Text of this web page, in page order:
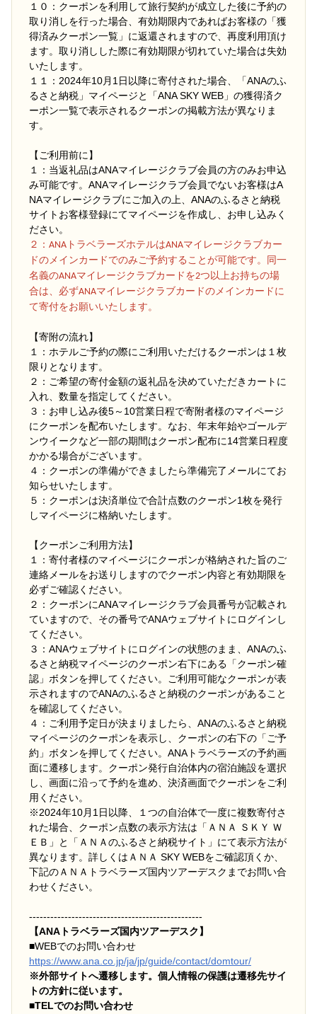
１０：クーポンを利用して旅行契約が成立した後に予約の
取り消しを行った場合、有効期限内であればお客様の「獲
得済みクーポン一覧」に返還されますので、再度利用頂け
ます。取り消しした際に有効期限が切れていた場合は失効
いたします。
１１：2024年10月1日以降に寄付された場合、「ANAのふ
るさと納税」マイページと「ANA SKY WEB」の獲得済ク
ーポン一覧で表示されるクーポンの掲載方法が異なりま
す。
【ご利用前に】
１：当返礼品はANAマイレージクラブ会員の方のみお申込
み可能です。ANAマイレージクラブ会員でないお客様はA
NAマイレージクラブにご加入の上、ANAのふるさと納税
サイトお客様登録にてマイページを作成し、お申し込みく
ださい。
２ ：ANAトラベラーズホテルはANAマイレージクラブカー
ドのメインカードでのみご予約することが可能です。同一
名義のANAマイレージクラブカードを2つ以上お持ちの場
合は、必ずANAマイレージクラブカードのメインカードに
て寄付をお願いいたします。
【寄附の流れ】
１：ホテルご予約の際にご利用いただけるクーポンは１枚
限りとなります。
２：ご希望の寄付金額の返礼品を決めていただきカートに
入れ、数量を指定してください。
３：お申し込み後5～10営業日程で寄附者様のマイページ
にクーポンを配布いたします。なお、年末年始やゴールデ
ンウイークなど一部の期間はクーポン配布に14営業日程度
かかる場合がございます。
４：クーポンの準備ができましたら準備完了メールにてお
知らせいたします。
５：クーポンは決済単位で合計点数のクーポン1枚を発行
しマイページに格納いたします。
【クーポンご利用方法】
１：寄付者様のマイページにクーポンが格納された旨のご
連絡メールをお送りしますのでクーポン内容と有効期限を
必ずご確認ください。
２：クーポンにANAマイレージクラブ会員番号が記載され
ていますので、その番号でANAウェブサイトにログインし
てください。
３：ANAウェブサイトにログインの状態のまま、ANAのふ
るさと納税マイページのクーポン右下にある「クーポン確
認」ボタンを押してください。ご利用可能なクーポンが表
示されますのでANAのふるさと納税のクーポンがあること
を確認してください。
４：ご利用予定日が決まりましたら、ANAのふるさと納税
マイページのクーポンを表示し、クーポンの右下の「ご予
約」ボタンを押してください。ANAトラベラーズの予約画
面に遷移します。クーポン発行自治体内の宿泊施設を選択
し、画面に沿って予約を進め、決済画面でクーポンをご利
用ください。
※2024年10月1日以降、１つの自治体で一度に複数寄付さ
れた場合、クーポン点数の表示方法は「ＡＮＡ ＳＫＹ Ｗ
ＥＢ」と「ＡＮＡのふるさと納税サイト」にて表示方法が
異なります。詳しくはＡＮＡ SKY WEBをご確認頂くか、
下記のＡＮＡトラベラーズ国内ツアーデスクまでお問い合
わせください。
-------------------------------------------------
【ANAトラベラーズ国内ツアーデスク】
■WEBでのお問い合わせ
https://www.ana.co.jp/ja/jp/guide/contact/domtour/
※外部サイトへ遷移します。個人情報の保護は遷移先サイ
トの方針に従います。
■TELでのお問い合わせ